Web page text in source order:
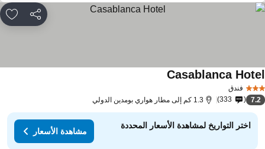
مشاركة
فندق
Casablanca
7.2
333 1.3 كم إلى مطار هواري بومدين الدولي
اختر التواريخ لمشاهدة الأسعار المحددة
مشاهدة الأسعار